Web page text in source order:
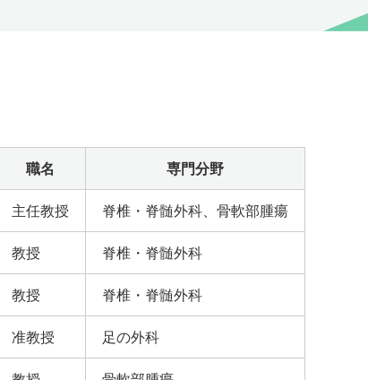
職名 専門分野
主任教授 脊椎・脊髄外科、骨軟部腫瘍
教授 脊椎・脊髄外科
教授 脊椎・脊髄外科
准教授 足の外科